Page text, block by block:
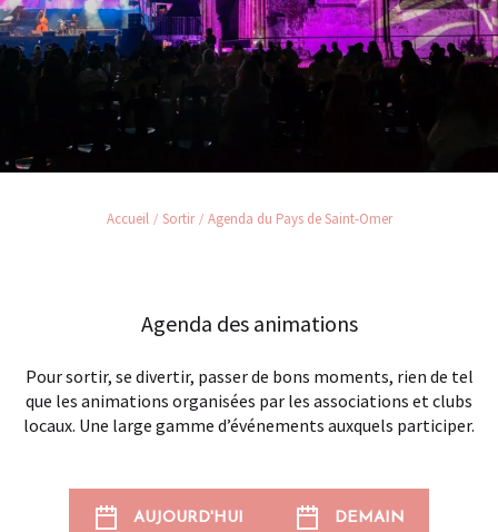
Accueil Sortir Agenda du Pays de Saint-Omer
Agenda des animations
Pour sortir, se divertir, passer de bons moments, rien de tel
que les animations organisées par les associations et clubs
locaux. Une large gamme d’événements auxquels participer.
AUJOURD'HUI DEMAIN